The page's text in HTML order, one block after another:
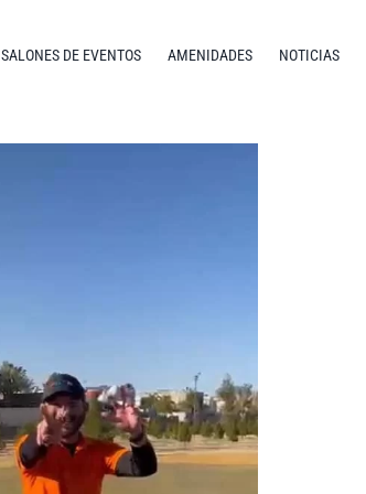
SALONES DE EVENTOS AMENIDADES NOTICIAS